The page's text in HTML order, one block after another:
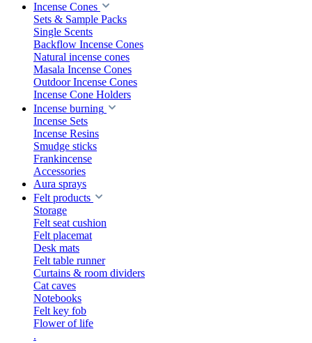
Incense Cones
Sets & Sample Packs
Single Scents
Backflow Incense Cones
Natural incense cones
Masala Incense Cones
Outdoor Incense Cones
Incense Cone Holders
Incense burning
Incense Sets
Incense Resins
Smudge sticks
Frankincense
Accessories
Aura sprays
Felt products
Storage
Felt seat cushion
Felt placemat
Desk mats
Felt table runner
Curtains & room dividers
Cat caves
Notebooks
Felt key fob
Flower of life
.